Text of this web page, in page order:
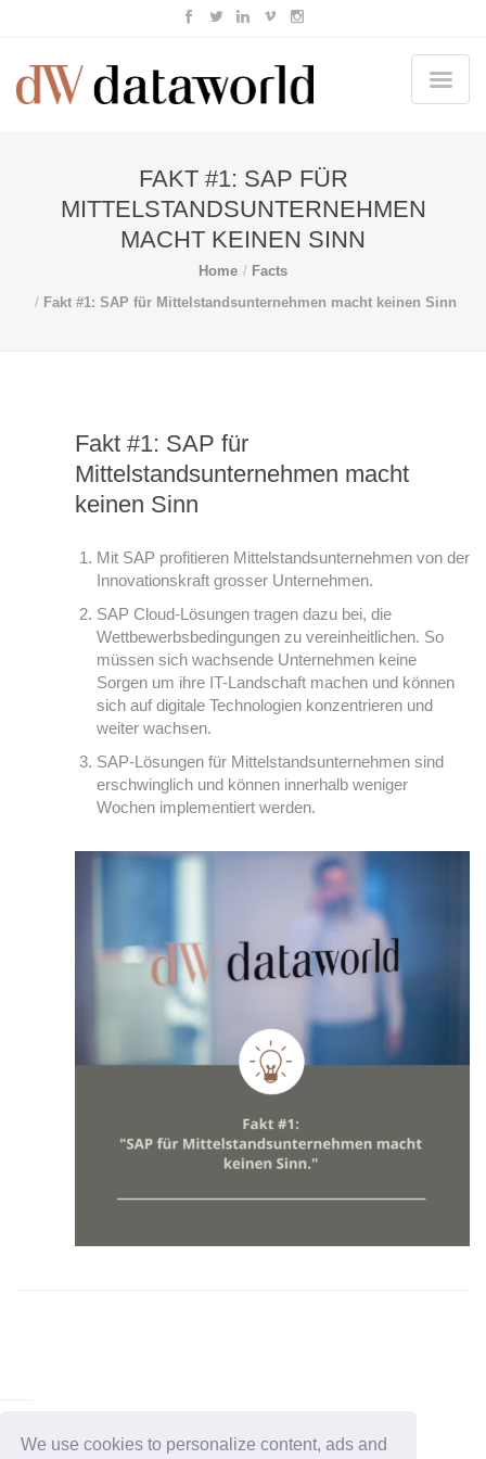
We use cookies to personalize content, ads and
FAKT #1: SAP FÜR
MITTELSTANDSUNTERNEHMEN
MACHT KEINEN SINN
Home
Facts
Fakt #1: SAP für Mittelstandsunternehmen macht keinen Sinn
Fakt #1: SAP für
Mittelstandsunternehmen macht
keinen Sinn
Mit SAP profitieren Mittelstandsunternehmen von der
Innovationskraft grosser Unternehmen.
SAP Cloud-Lösungen tragen dazu bei, die
Wettbewerbsbedingungen zu vereinheitlichen. So
müssen sich wachsende Unternehmen keine
Sorgen um ihre IT-Landschaft machen und können
sich auf digitale Technologien konzentrieren und
weiter wachsen.
SAP-Lösungen für Mittelstandsunternehmen sind
erschwinglich und können innerhalb weniger
Wochen implementiert werden.